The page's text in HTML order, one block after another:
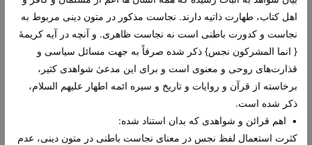
اهل کتاب، طهارت ذاتیه دارند. نجاست مذکور در متون دینی مربوط به
نجاست و کدورت باطنی است نه نجاست ظاهری. و آنچه در آیه کریمۀ
{ انما المشرکون نجس} ذکر شده صرفاً به جهت مسائل سیاسی و
قذارت‌های روحی و معنوی است و برای این مدعیٰ شواهدی کثیر،
برخاسته از قرآن و روایات و تاریخ و سیره ائمه اطهار علیهم السلام،
ذکر شده است.
• اهم قرائن و شواهدی که بدان استناد شده:
کثرت استعمال لفظ نجس در معنای نجاست باطنی در متون دینی، عدم